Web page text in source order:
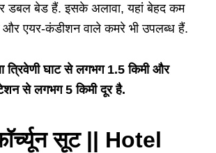
डबल बेड हैं. इसके अलावा, यहां बेहद कम
और एयर-कंडीशन वाले कमरे भी उपलब्ध हैं.
त्रिवेणी घाट से लगभग 1.5 किमी और
से लगभग 5 किमी दूर है.
सूट || Hotel